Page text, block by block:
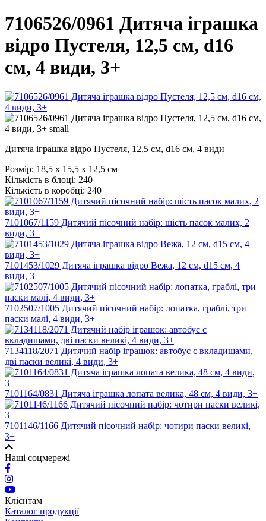
7106526/0961 Дитяча іграшка
відро Пустеля, 12,5 см, d16
см, 4 види, 3+
Дитяча іграшка відро Пустеля, 12,5 см, d16 см, 4 види
Розмір: 18,5 х 15,5 х 12,5 см
Кількість в блоці: 240
Кількість в коробці: 240
7101067/1159 Дитячий пісочний набір: шість пасок малих, 2
види, 3+
7101453/1029 Дитяча іграшка відро Вежа, 12 см, d15 см, 4
види, 3+
7102507/1005 Дитячий пісочний набір: лопатка, граблі, три
паски малі, 4 види, 3+
7134118/2071 Дитячий набір іграшок: автобус с вкладишами,
дві паски великі, 4 види, 3+
7101164/0831 Дитяча іграшка лопата велика, 48 см, 4 види, 3+
7101146/1166 Дитячий пісочний набір: чотири паски великі,
3+
Наші соцмережі
Клієнтам
Каталог продукції